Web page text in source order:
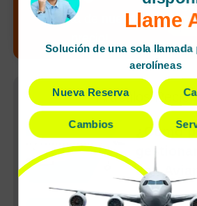
¡Alerta de nuevo
de
Artículos
¿Cómo
con
Llame
Solución de una sola llamada
aerolíneas
Nueva Reserva
Cambios